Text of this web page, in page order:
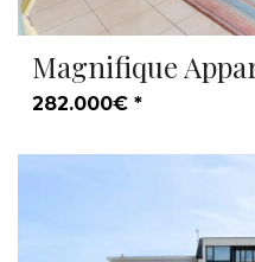
Magnifique
282.000€ *